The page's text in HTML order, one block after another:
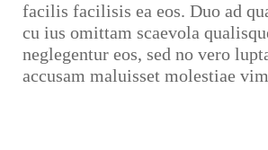
facilis facilisis ea eos. Duo ad
cu ius omittam scaevola
neglegentur eos, sed no vero
accusam maluisset molestiae